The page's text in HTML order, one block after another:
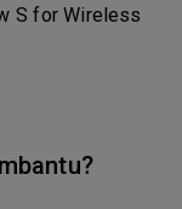
S for Wireless